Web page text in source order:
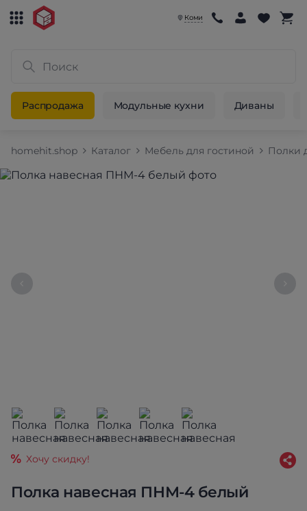
Коми
Распродажа Модульные кухни Диваны
homehit.shop Каталог Мебель для гостиной Полки
Полка навесная ПНМ-4 белый
Хочу скидку!